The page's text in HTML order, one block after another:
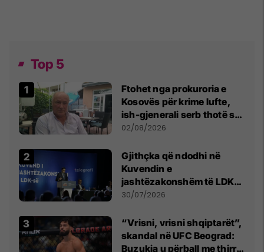
Top 5
Ftohet nga prokuroria e
Kosovës për krime lufte,
ish-gjenerali serb thotë se
dikush e tradhtoi në
02/08/2026
Gjithçka që ndodhi në
Kuvendin e
jashtëzakonshëm të LDK-
së
30/07/2026
“Vrisni, vrisni shqiptarët”,
skandal në UFC Beograd:
Buzukja u përball me thirrje